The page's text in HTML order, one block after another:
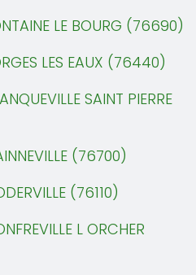
LE BOURG (76690)
LES EAUX (76440)
SAINT PIERRE
(76700)
(76110)
L ORCHER